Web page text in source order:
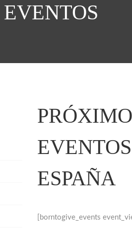
ESPAÑA
[borntogive_events